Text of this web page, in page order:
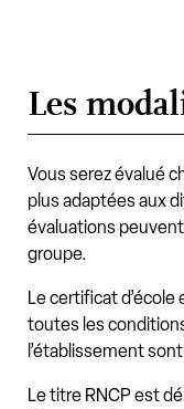
Les
Vous serez évalué
plus adaptées aux
évaluations
groupe.
Le certificat
toutes les
l’établissement
Le titre RNCP est